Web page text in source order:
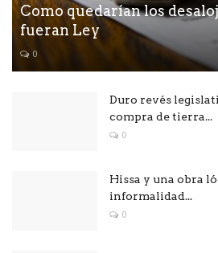
Como quedarían los
fueran Ley
0
Duro revés
compra de tierra...
0
Hissa y una obra
informalidad...
0